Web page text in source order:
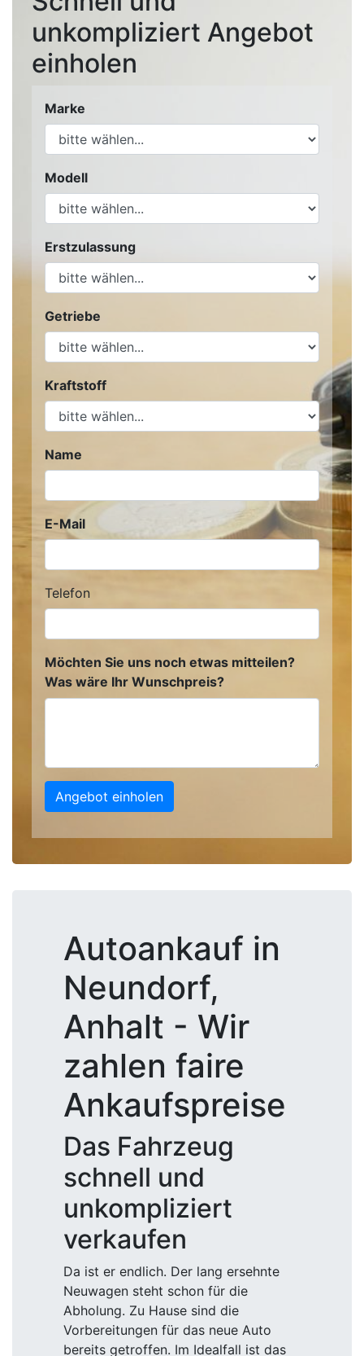
unkompliziert Angebot
einholen
Marke
Modell
Erstzulassung
Getriebe
Kraftstoff
Name
E-Mail
Telefon
Möchten Sie uns noch etwas mitteilen?
Was wäre Ihr Wunschpreis?
Angebot einholen
Autoankauf in
Neundorf,
Anhalt - Wir
zahlen faire
Ankaufspreise
Das Fahrzeug
schnell und
unkompliziert
verkaufen
Da ist er endlich. Der lang ersehnte
Neuwagen steht schon für die
Abholung. Zu Hause sind die
Vorbereitungen für das neue Auto
bereits getroffen. Im Idealfall ist das